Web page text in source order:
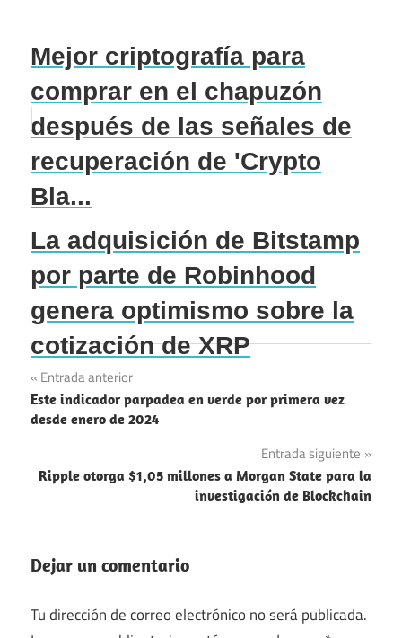
Mejor criptografía para
comprar en el chapuzón
después de las señales de
recuperación de 'Crypto
Bla...
La adquisición de Bitstamp
por parte de Robinhood
genera optimismo sobre la
cotización de XRP
Navegación
de
Entrada anterior
Este indicador parpadea en verde por primera vez
desde enero de 2024
Entrada siguiente
Ripple otorga $1,05 millones a Morgan State para la
investigación de Blockchain
Dejar un comentario
Tu dirección de correo electrónico no será publicada.